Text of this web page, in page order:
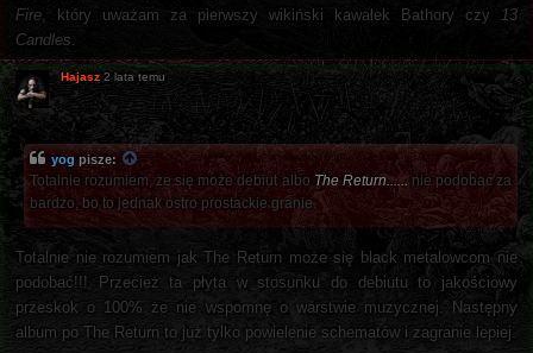
Fire , który uważam za pierwszy wikiński kawałek Bathory czy
13
Candles
Hajasz 2 lata temu
yog pisze:
Totalnie rozumiem, że się może debiut albo The Return......
nie podobać za
bardzo, bo to jednak ostro prostackie granie
Totalnie nie rozumiem jak The Return może się black metalowcom nie
podobać!!! Przecież ta płyta w stosunku do debiutu to jakościowy
przeskok o 100% że nie wspomnę o warstwie muzycznej. Następny
album po The Return to już tylko powielenie schematów i zagranie lepiej.